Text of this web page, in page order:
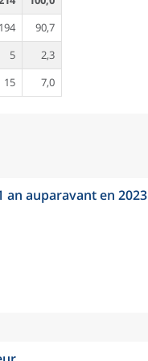
194
90,7
5
2,3
15
7,0
an auparavant en 2023